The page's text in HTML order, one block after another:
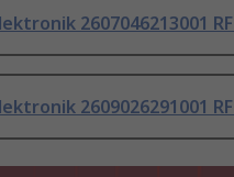
2607046213001
2609026291001